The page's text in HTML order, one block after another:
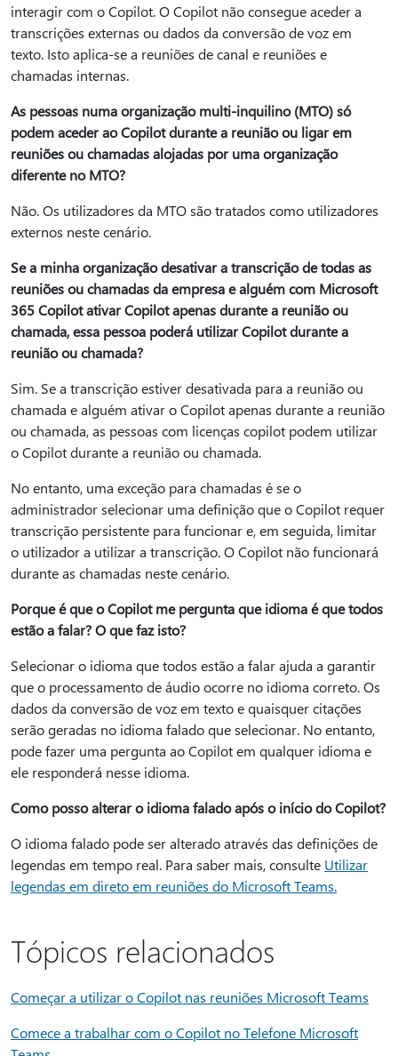
interagir com o Copilot. O Copilot não consegue aceder a
transcrições externas ou dados da conversão de voz em
texto. Isto aplica-se a reuniões de canal e reuniões e
chamadas internas.
As pessoas numa organização multi-inquilino (MTO) só
podem aceder ao Copilot durante a reunião ou ligar em
reuniões ou chamadas alojadas por uma organização
diferente no MTO?
Não. Os utilizadores da MTO são tratados como utilizadores
externos neste cenário.
Se a minha organização desativar a transcrição de todas as
reuniões ou chamadas da empresa e alguém com Microsoft
365 Copilot ativar Copilot apenas durante a reunião ou
chamada, essa pessoa poderá utilizar Copilot durante a
reunião ou chamada?
Sim. Se a transcrição estiver desativada para a reunião ou
chamada e alguém ativar o Copilot apenas durante a reunião
ou chamada, as pessoas com licenças copilot podem utilizar
o Copilot durante a reunião ou chamada.
No entanto, uma exceção para chamadas é se o
administrador selecionar uma definição que o Copilot requer
transcrição persistente para funcionar e, em seguida, limitar
o utilizador a utilizar a transcrição. O Copilot não funcionará
durante as chamadas neste cenário.
Porque é que o Copilot me pergunta que idioma é que todos
estão a falar? O que faz isto?
Selecionar o idioma que todos estão a falar ajuda a garantir
que o processamento de áudio ocorre no idioma correto. Os
dados da conversão de voz em texto e quaisquer citações
serão geradas no idioma falado que selecionar. No entanto,
pode fazer uma pergunta ao Copilot em qualquer idioma e
ele responderá nesse idioma.
Como posso alterar o idioma falado após o início do Copilot?
O idioma falado pode ser alterado através das definições de
legendas em tempo real. Para saber mais, consulte Utilizar
legendas em direto em reuniões do Microsoft Teams.
Tópicos relacionados
Começar a utilizar o Copilot nas reuniões Microsoft Teams
Comece a trabalhar com o Copilot no Telefone Microsoft